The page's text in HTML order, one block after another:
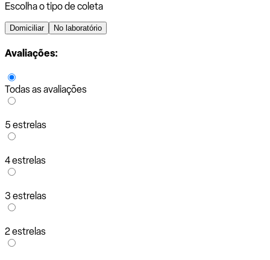
Escolha o tipo de coleta
Domiciliar No laboratório
Avaliações:
Todas as avaliações
5 estrelas
4 estrelas
3 estrelas
2 estrelas